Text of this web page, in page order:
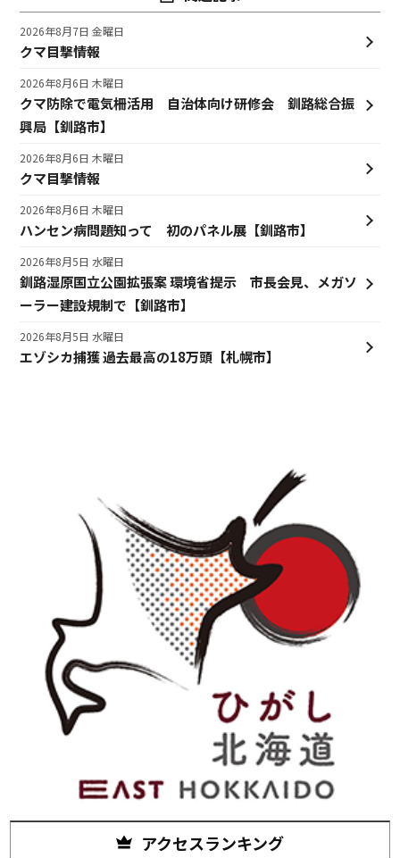
クマ目撃情報
2026年8月7日 金曜日
クマ防除で電気柵活用 自治体向け研修会 釧路総合振
興局【釧路市】
2026年8月6日 木曜日
クマ目撃情報
2026年8月6日 木曜日
ハンセン病問題知って 初のパネル展【釧路市】
2026年8月6日 木曜日
釧路湿原国立公園拡張案 環境省提示 市長会見、メガソ
ーラー建設規制で【釧路市】
2026年8月5日 水曜日
エゾシカ捕獲 過去最高の18万頭【札幌市】
2026年8月5日 水曜日
アクセスランキング